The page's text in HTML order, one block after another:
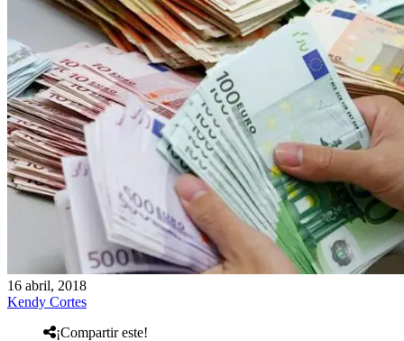
16 abril, 2018
Kendy Cortes
¡Compartir este!